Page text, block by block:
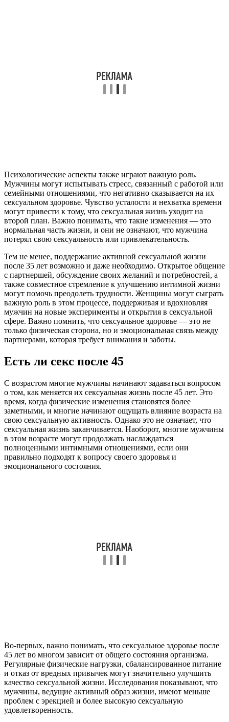
Психологические аспекты также играют важную роль.
Мужчины могут испытывать стресс, связанный с работой или
семейными отношениями, что негативно сказывается на их
сексуальном здоровье. Чувство усталости и нехватка времени
могут привести к тому, что сексуальная жизнь уходит на
второй план. Важно понимать, что такие изменения — это
нормальная часть жизни, и они не означают, что мужчина
потерял свою сексуальность или привлекательность.
Тем не менее, поддержание активной сексуальной жизни
после 35 лет возможно и даже необходимо. Открытое общение
с партнершей, обсуждение своих желаний и потребностей, а
также совместное стремление к улучшению интимной жизни
могут помочь преодолеть трудности. Женщины могут сыграть
важную роль в этом процессе, поддерживая и вдохновляя
мужчин на новые эксперименты и открытия в сексуальной
сфере. Важно помнить, что сексуальное здоровье — это не
только физическая сторона, но и эмоциональная связь между
партнерами, которая требует внимания и заботы.
Есть ли секс после 45
С возрастом многие мужчины начинают задаваться вопросом
о том, как меняется их сексуальная жизнь после 45 лет. Это
время, когда физические изменения становятся более
заметными, и многие начинают ощущать влияние возраста на
свою сексуальную активность. Однако это не означает, что
сексуальная жизнь заканчивается. Наоборот, многие мужчины
в этом возрасте могут продолжать наслаждаться
полноценными интимными отношениями, если они
правильно подходят к вопросу своего здоровья и
эмоционального состояния.
Во-первых, важно понимать, что сексуальное здоровье после
45 лет во многом зависит от общего состояния организма.
Регулярные физические нагрузки, сбалансированное питание
и отказ от вредных привычек могут значительно улучшить
качество сексуальной жизни. Исследования показывают, что
мужчины, ведущие активный образ жизни, имеют меньше
проблем с эрекцией и более высокую сексуальную
удовлетворенность.